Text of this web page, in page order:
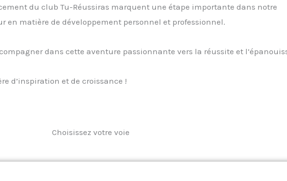
du club Tu-Réussiras marquent une étape importante dans notre
en matière de développement personnel et professionnel.
dans cette aventure passionnante vers la réussite et
d’inspiration et de croissance !
Choisissez votre voie